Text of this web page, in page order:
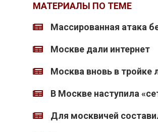
МАТЕРИАЛЫ ПО ТЕМЕ
Массированная атака
Москве дали интернет
Москва вновь в тройке
В Москве наступила
Для москвичей